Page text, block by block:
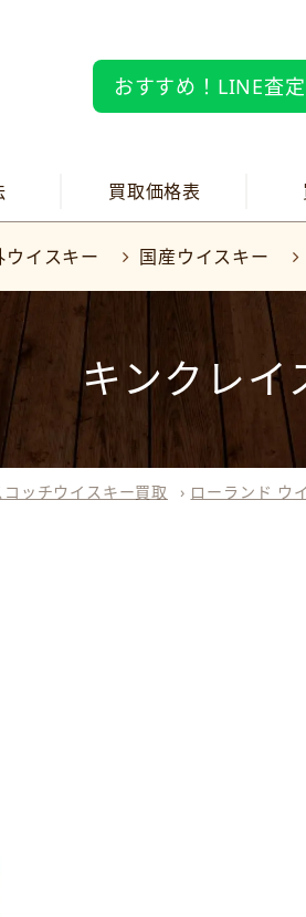
おすすめ！LINE査定
買取価格表
ウイスキー 国産ウイスキー
キンクレイ
コッチウイスキー買取 › ローランド ウ